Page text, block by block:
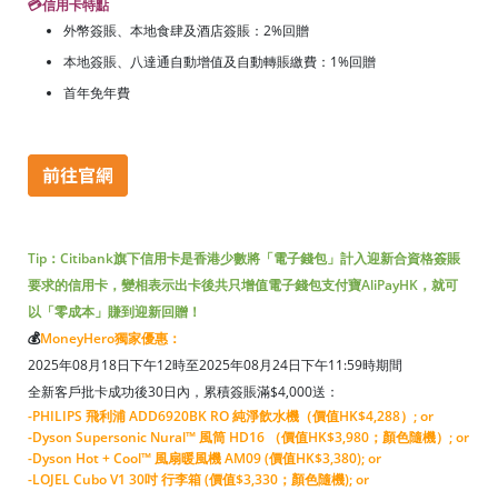
💳信用卡特點
外幣簽賬、本地食肆及酒店簽賬：2%回贈
本地簽賬、八達通自動增值及自動轉賬繳費：1%回贈
首年免年費
Tip：Citibank旗下信用卡是香港少數將「電子錢包」計入迎新合資格簽賬
要求的信用卡，變相表示出卡後共只增值電子錢包支付寶AliPayHK，就可
以「零成本」賺到迎新回贈！
💰MoneyHero獨家優惠：
2025年08月18日下午12時至2025年08月24日下午11:59時期間
全新客戶批卡成功後30日內，累積簽賬滿$4,000送：
-PHILIPS 飛利浦 ADD6920BK RO 純淨飲水機（價值HK$4,288）; or
-Dyson Supersonic Nural™ 風筒 HD16 （價值HK$3,980；顏色隨機）; or
-Dyson Hot + Cool™ 風扇暖風機 AM09 (價值HK$3,380); or
-LOJEL Cubo V1 30吋 行李箱 (價值$3,330；顏色隨機); or